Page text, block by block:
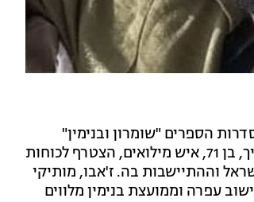
הספרים "שומרון ובנימין"
ו"מחקרי יהודה ושומרון". במועצה האזורית בנימין ספדו לו: "ז'אבו ארליך, בן 71, איש מילואים, הצטרף לכוחות
וההתיישבות בה. ז'אבו, מותיקי
עפרה וממועצת בנימין מלווים